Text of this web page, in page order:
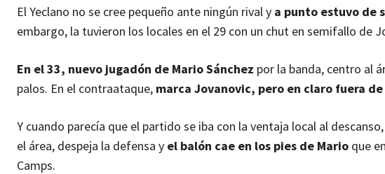
El Yeclano no se cree pequeño ante ningún rival y a punto estuvo de
embargo, la tuvieron los locales en el 29 con un chut en semifallo de
En el 33, nuevo jugadón de Mario Sánchez por la banda, centro al
palos. En el contraataque, marca Jovanovic, pero en claro fuera
Y cuando parecía que el partido se iba con la ventaja local al
el área, despeja la defensa y el balón cae en los pies de Mario que
Camps.